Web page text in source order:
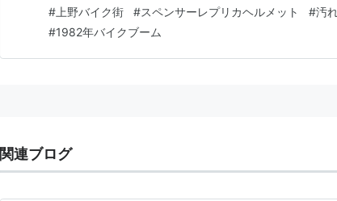
もバイクバカを貫きます！！ 今回も前回に続き、空前の
1982年の軽二輪国内販売台数トップ10を、チーバBB…
# 上野バイク街 #スペンサーレプリカヘルメット #汚
#1982年バイクブーム
関連ブログ